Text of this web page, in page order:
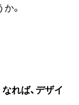
。
れば、デザイ